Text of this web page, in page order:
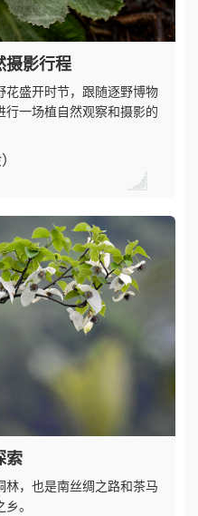
摄影行程
花盛开时节，跟随逐野博物
行一场植自然观察和摄影的
索
林，也是南丝绸之路和茶马
。